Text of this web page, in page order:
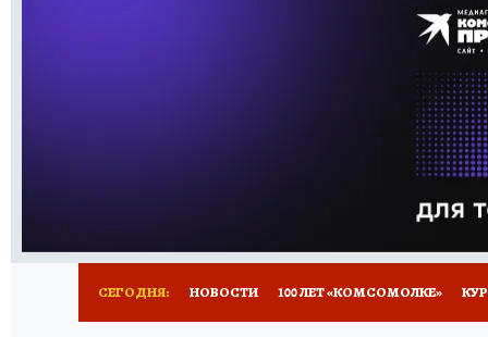
ПРОГНОЗЫ НА СПОРТ
НОВОЕ
СЕГОДНЯ: НОВОСТИ 100 ЛЕТ «КОМСОМОЛКЕ»